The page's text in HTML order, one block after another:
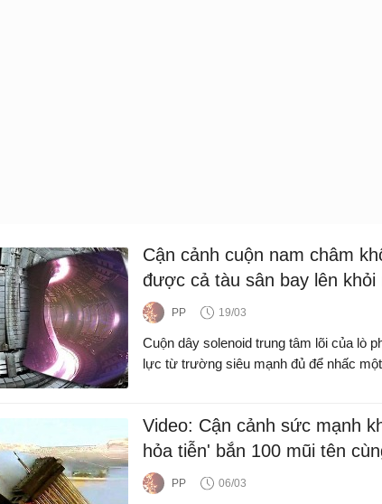
Cận cảnh cuộn nam châm
được cả tàu sân bay lên
PP 19/03
Cuộn dây solenoid trung tâm lõi của lò
lực từ trường siêu mạnh đủ để nhấc
Video: Cận cảnh sức mạnh
hỏa tiễn' bắn 100 mũi tên
PP 06/03